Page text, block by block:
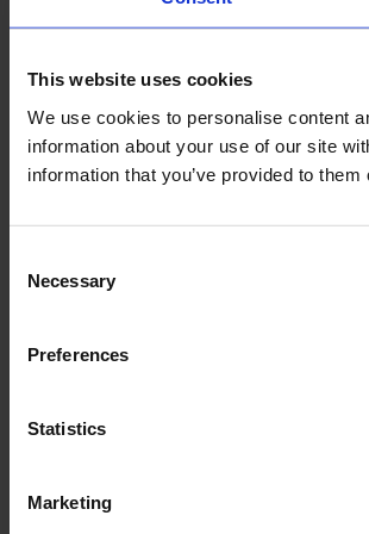
This website uses cookies
We use cookies to personalise content
information about your use of our site
information that you’ve provided to
Selection
Necessary
Preferences
Statistics
Marketing